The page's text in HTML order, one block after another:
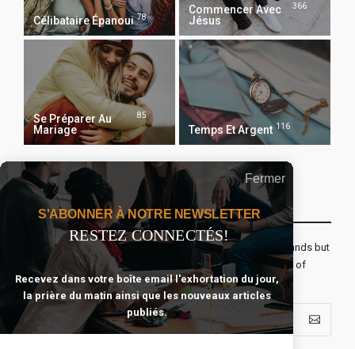
Célibataire Épanoui 78
Commencer Avec
Jésus
366
Se Préparer Au
Mariage
85
Temps Et Argent 116
Recevoir Notre Newsletter Chaque Matin
The real voyage of discovery consists not in seeking new lands but
seeing with new eyes. All journeys have secret destinations of
which the traveler is unaware.
Fermer
S'ABONNER À NOTRE NEWSLETTER
RESTEZ CONNECTÉS!
Recevez dans votre boîte email l'exhortation du jour,
la prière du matin ainsi que les nouveaux articles
publiés.